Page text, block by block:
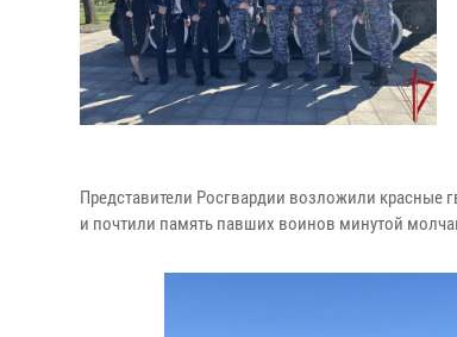
Представители Росгвардии возложили красные
и почтили память павших воинов минутой